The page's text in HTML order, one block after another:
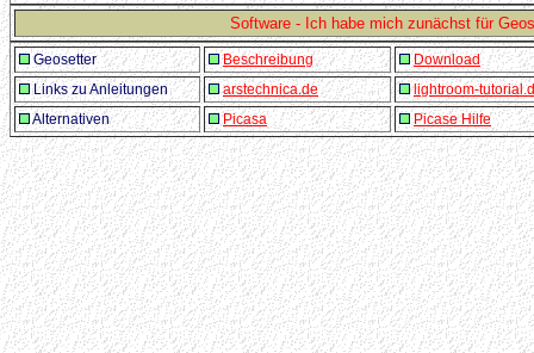
Software - Ich habe mich zunächst für
Geosetter Beschreibung
Download
Links zu Anleitungen
arstechnica.de
lightroom-
Alternativen
Picasa Picase Hilfe